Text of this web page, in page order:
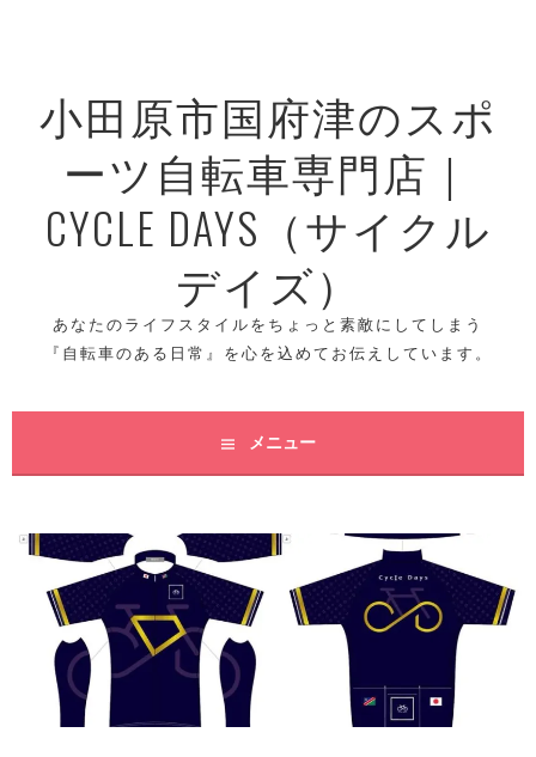
小田原市国府津のスポ
ーツ自転車専門店｜
CYCLE DAYS（サイクル
デイズ）
あなたのライフスタイルをちょっと素敵にしてしまう
『自転車のある日常』を心を込めてお伝えしています。
メニュー